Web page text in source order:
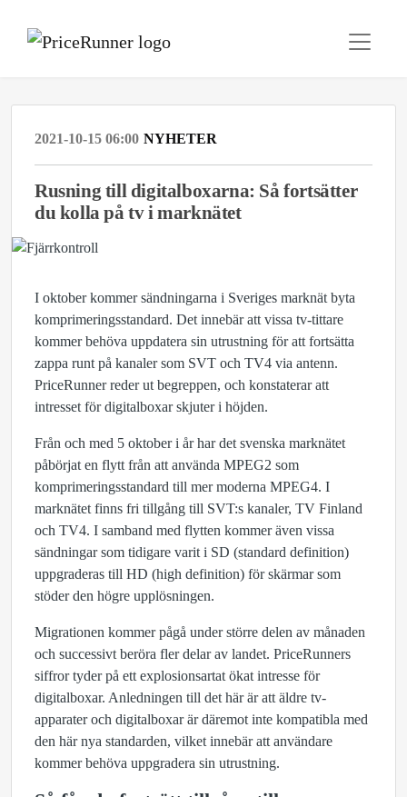
2021-10-15 06:00 NYHETER
Rusning till digitalboxarna: Så fortsätter
du kolla på tv i marknätet
I oktober kommer sändningarna i Sveriges marknät byta
komprimeringsstandard. Det innebär att vissa tv-tittare
kommer behöva uppdatera sin utrustning för att fortsätta
zappa runt på kanaler som SVT och TV4 via antenn.
PriceRunner reder ut begreppen, och konstaterar att
intresset för digitalboxar skjuter i höjden.
Från och med 5 oktober i år har det svenska marknätet
påbörjat en flytt från att använda MPEG2 som
komprimeringsstandard till mer moderna MPEG4. I
marknätet finns fri tillgång till SVT:s kanaler, TV Finland
och TV4. I samband med flytten kommer även vissa
sändningar som tidigare varit i SD (standard definition)
uppgraderas till HD (high definition) för skärmar som
stöder den högre upplösningen.
Migrationen kommer pågå under större delen av månaden
och successivt beröra fler delar av landet. PriceRunners
siffror tyder på ett explosionsartat ökat intresse för
digitalboxar. Anledningen till det här är att äldre tv-
apparater och digitalboxar är däremot inte kompatibla med
den här nya standarden, vilket innebär att användare
kommer behöva uppgradera sin utrustning.